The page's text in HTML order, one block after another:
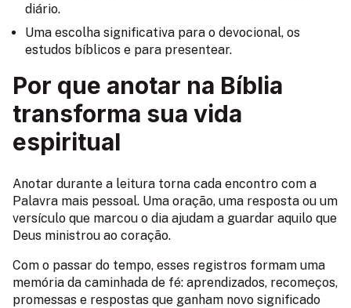
diário.
Uma escolha significativa para o devocional, os
estudos bíblicos e para presentear.
Por que anotar na Bíblia
transforma sua vida
espiritual
Anotar durante a leitura torna cada encontro com a
Palavra mais pessoal. Uma oração, uma resposta ou um
versículo que marcou o dia ajudam a guardar aquilo que
Deus ministrou ao coração.
Com o passar do tempo, esses registros formam uma
memória da caminhada de fé: aprendizados, recomeços,
promessas e respostas que ganham novo significado